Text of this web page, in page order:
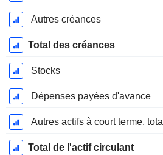
Autres créances
Total des créances
Stocks
Dépenses payées d'avance
Autres actifs à court terme, total
Total de l'actif circulant